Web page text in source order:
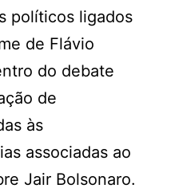
políticos ligados
de Flávio
do debate
de
às
associadas ao
Jair Bolsonaro.